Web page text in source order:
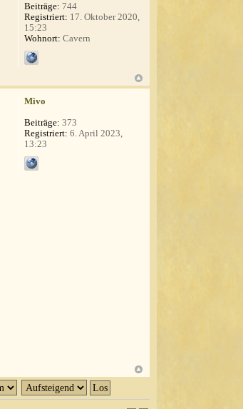
Beiträge: 744
Registriert: 17. Oktober 2020,
15:23
Wohnort: Cavern
Mivo
Beiträge: 373
Registriert: 6. April 2023,
13:23